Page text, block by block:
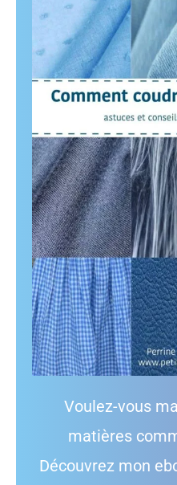
Voulez-vous
matières
Découvrez mon